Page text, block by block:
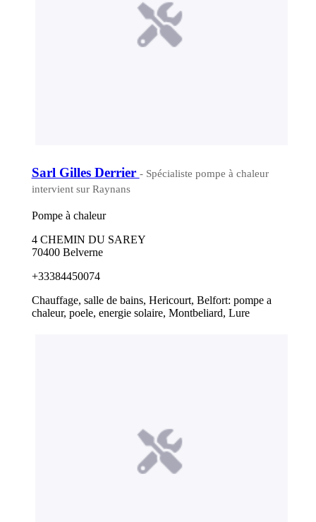
Sarl Gilles Derrier - Spécialiste pompe à chaleur
intervient sur Raynans
Pompe à chaleur
4 CHEMIN DU SAREY
70400 Belverne
+33384450074
Chauffage, salle de bains, Hericourt, Belfort: pompe a
chaleur, poele, energie solaire, Montbeliard, Lure